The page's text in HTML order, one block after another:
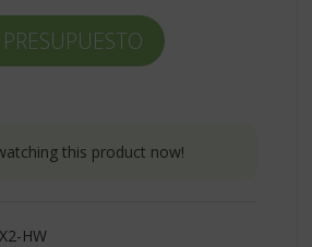
this product now!
HW